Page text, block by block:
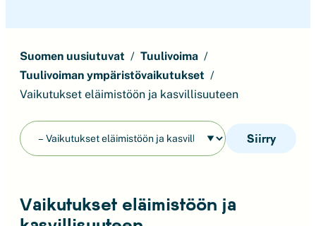
Suomen uusiutuvat
Tuulivoima
Tuulivoiman ympäristövaikutukset
Vaikutukset eläimistöön ja kasvillisuuteen
Siirry
Vaikutukset eläimistöön ja